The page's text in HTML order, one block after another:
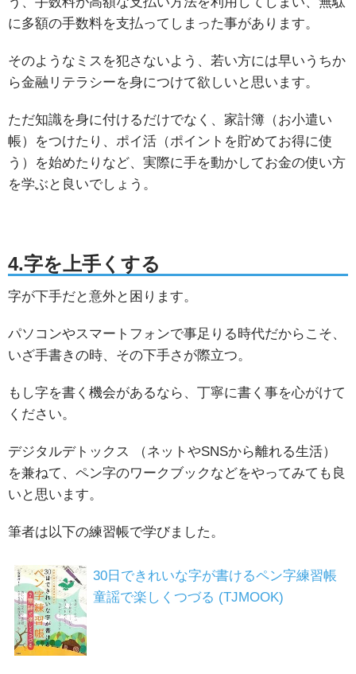
に多額の手数料を支払ってしまった事があります。
そのようなミスを犯さないよう、若い方には早いうちか
ら金融リテラシーを身につけて欲しいと思います。
ただ知識を身に付けるだけでなく、家計簿（お小遣い
帳）をつけたり、ポイ活（ポイントを貯めてお得に使
う）を始めたりなど、実際に手を動かしてお金の使い方
を学ぶと良いでしょう。
4.字を上手くする
字が下手だと意外と困ります。
パソコンやスマートフォンで事足りる時代だからこそ、
いざ手書きの時、その下手さが際立つ。
もし字を書く機会があるなら、丁寧に書く事を心がけて
ください。
デジタルデトックス （ネットやSNSから離れる生活）
を兼ねて、ペン字のワークブックなどをやってみても良
いと思います。
筆者は以下の練習帳で学びました。
30日できれいな字が書けるペン字練習帳
童謡で楽しくつづる (TJMOOK)